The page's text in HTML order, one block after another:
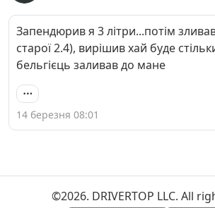
Запендюрив я 3 літри...потім
старої 2.4), вирішив хай буде
бельгієць заливав до мане
14 березня 08:01
©2026. DRIVERTOP LLC. All